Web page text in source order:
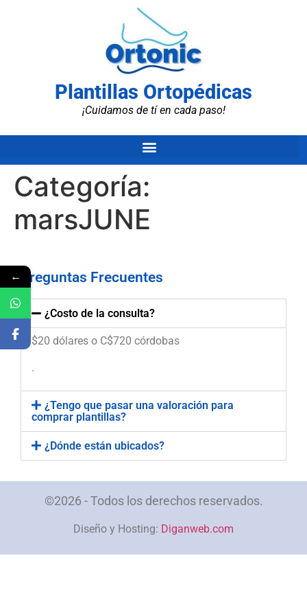
Plantillas Ortopédicas
¡Cuidamos de tí en cada paso!
Categoría:
marsJUNE
Preguntas Frecuentes
¿Costo de la consulta?
$20 dólares o C$720 córdobas
.
¿Tengo que pasar una valoración para
comprar plantillas?
¿Dónde están ubicados?
©2026 - Todos los derechos reservados.
Diseño y Hosting: Diganweb.com
←